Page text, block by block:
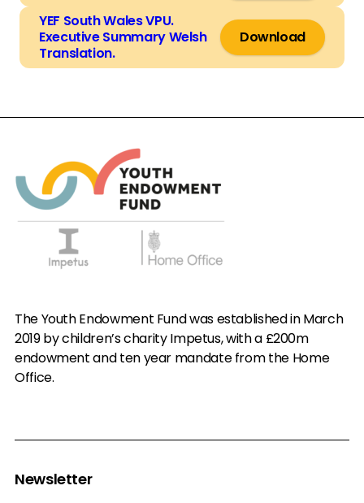
YEF South Wales VPU.
Executive Summary Welsh
Translation.
Download
The Youth Endowment Fund was established in March
2019 by children’s charity Impetus, with a £200m
endowment and ten year mandate from the Home
Office.
Newsletter